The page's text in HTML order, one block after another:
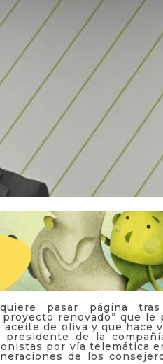
pasar página
renovado” que
de oliva y que hace
de la
por vía telemática
de los